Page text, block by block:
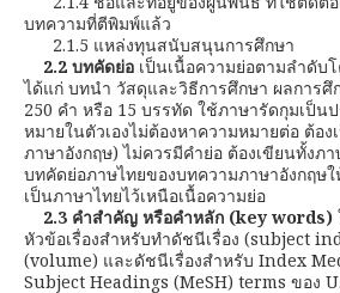
บทความที่ตีพิมพ์แล้ว
2.1.5 แหล่งทุนสนับสนุนการศึกษา
2.2 บทคัดย่อ เป็นเนื้อความย่อตามลำดับ
ได้แก่ บทนำ วัสดุและวิธีการศึกษา ผลการศึ
250 คำ หรือ 15 บรรทัด ใช้ภาษารัดกุมเป็
หมายในตัวเองไม่ต้องหาความหมายต่อ ต้อ
ภาษาอังกฤษ) ไม่ควรมีคำย่อ ต้องเขียนทั้งภ
บทคัดย่อภาษไทยของบทความภาษาอังกฤษ
เป็นภาษาไทยไว้เหนือเนื้อความย่อ
2.3 คำสำคัญ หรือคำหลัก (key words)
หัวข้อเรื่องสำหรับทำดัชนีเรื่อง (subject
(volume) และดัชนีเรื่องสำหรับ Index
Subject Headings (MeSH) terms ของ